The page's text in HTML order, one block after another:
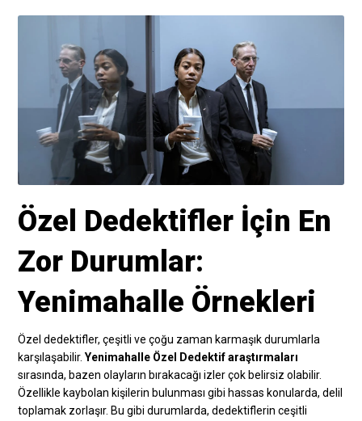
Özel Dedektifler İçin En
Zor Durumlar:
Yenimahalle Örnekleri
Özel dedektifler, çeşitli ve çoğu zaman karmaşık durumlarla
karşılaşabilir.Yenimahalle Özel Dedektif araştırmaları
sırasında, bazen olayların bırakacağı izler çok belirsiz olabilir.
Özellikle kaybolan kişilerin bulunması gibi hassas konularda, delil
toplamak zorlaşır. Bu gibi durumlarda, dedektiflerin ceşitli